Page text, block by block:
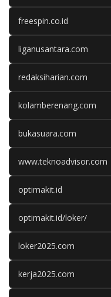
freespin.co.id
liganusantara.com
redaksiharian.com
kolamberenang.com
bukasuara.com
www.teknoadvisor.com
optimakit.id
optimakit.id/loker/
loker2025.com
kerja2025.com